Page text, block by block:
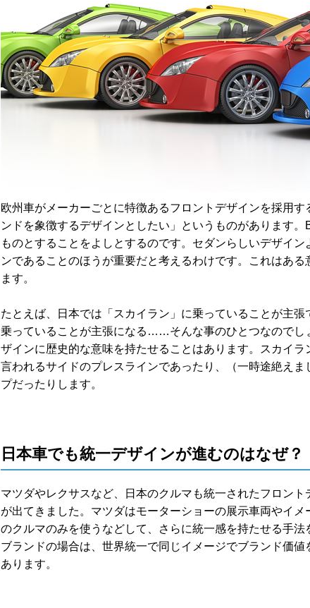
欧州車がメーカーごとに特徴あるフロントデザインを採用す
ンドを象徴するデザインとしたい」というものがあります。
ものとすることをよしとするのです。セダンらしいデザイン
ンであることのほうが重要だと考えるわけです。これはある
ます。
たとえば、日本では「スカイラン」に乗っていることが主張
乗っていることが主張になる……そんな事のひとつなのでし
ザインに歴史的な意味を持たせることはあります。スカイラ
言われるサイドのプレスラインであったり、（一時途絶えま
プだったりします。
日本車でも統一デザインが進むのはなぜ？
マツダやレクサスなど、日本のクルマも統一されたフロント
が出てきました。マツダはモーターショーの展示車両やイメ
のクルマのみを使うなどして、さらに統一感を持たせる手法
ブランドの場合は、世界統一で同じイメージでブランド価
あります。